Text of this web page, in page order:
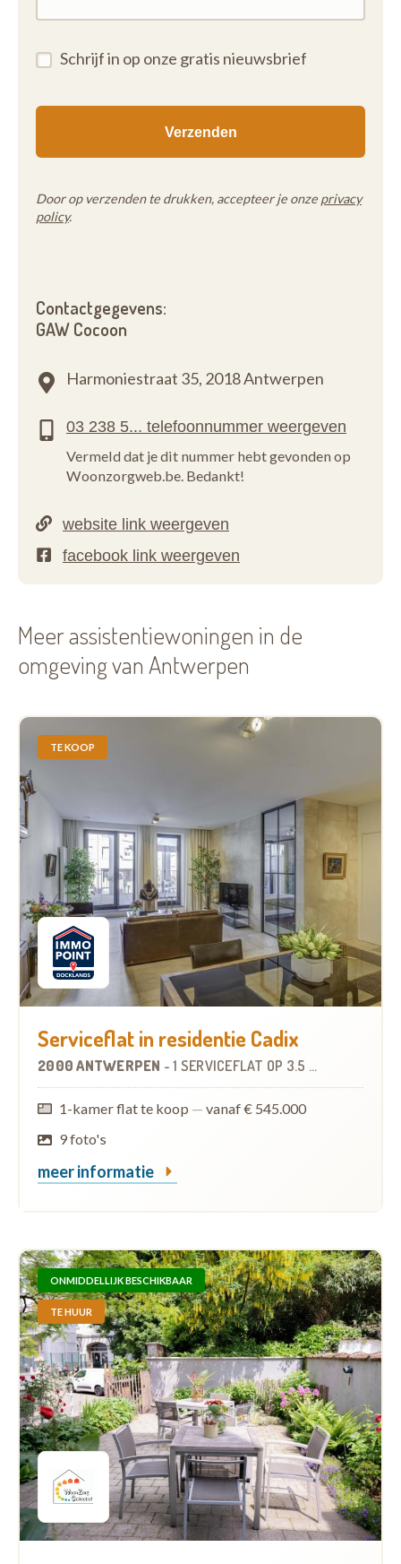
Schrijf in op onze gratis nieuwsbrief
Door op verzenden te drukken, accepteer je onze privacy
policy.
Contactgegevens:
GAW Cocoon
Harmoniestraat 35, 2018 Antwerpen
Vermeld dat je dit nummer hebt gevonden op
Woonzorgweb.be. Bedankt!
Meer assistentiewoningen in de
omgeving van Antwerpen
TE KOOP
Serviceflat in residentie Cadix
2000 ANTWERPEN -1 SERVICEFLAT OP 3.5 KM
1-kamer flat te koop — vanaf € 545.000
9 foto's
meer informatie
ONMIDDELLIJK BESCHIKBAAR
TE HUUR